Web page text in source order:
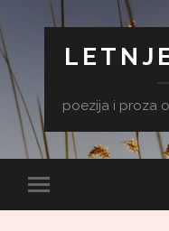
poezija i proza
mobile